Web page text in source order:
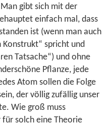
gibt sich mit der
einfach mal, dass
ist (wenn man auch
spricht und
Tatsache“) und ohne
Pflanze, jede
Atom sollen die Folge
der völlig zufällig unser
Wie groß muss
für solch eine Theorie